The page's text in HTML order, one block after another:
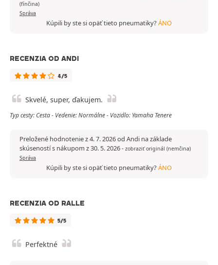
(fínčina)
Správa
Kúpili by ste si opäť tieto pneumatiky?ÁNO
RECENZIA OD ANDI
4/5
Skvelé, super, ďakujem.
Typ cesty: Cesta - Vedenie: Normálne - Vozidlo: Yamaha Tenere
Preložené hodnotenie z 4. 7. 2026 od Andi na základe
skúseností s nákupom z 30. 5. 2026- zobraziť originál (nemčina)
Správa
Kúpili by ste si opäť tieto pneumatiky?ÁNO
RECENZIA OD RALLE
5/5
Perfektné